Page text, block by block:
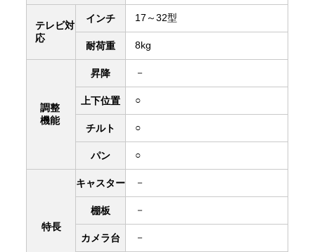
テレビ対
応
インチ 17～32型
耐荷重 8kg
調整
機能
昇降 －
上下位置 ○
チルト ○
パン ○
特長
キャスター －
棚板 －
カメラ台 －